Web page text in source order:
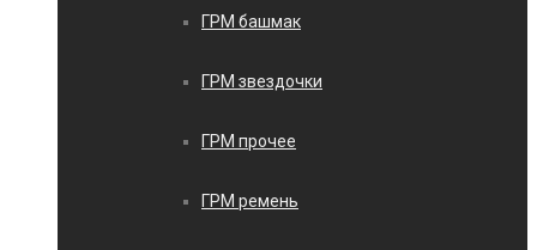
ГРМ башмак
ГРМ звездочки
ГРМ прочее
ГРМ ремень